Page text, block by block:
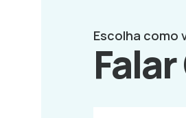
Escolha como